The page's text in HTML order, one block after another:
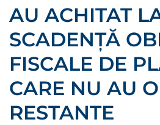
AU ACHITAT
SCADENŢĂ
FISCALE DE
CARE NU AU
RESTANTE